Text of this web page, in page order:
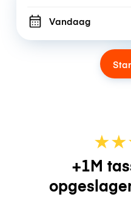
Vandaag
★★
+1M